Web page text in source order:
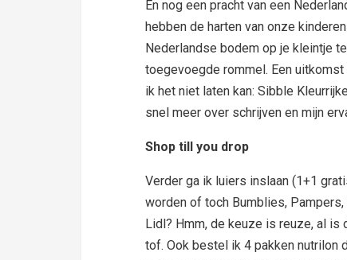
En nog een pracht van een
hebben de harten van onze
Nederlandse bodem op je kleintje
toegevoegde rommel. Een
ik het niet laten kan: Sibble
snel meer over schrijven en mijn
Shop till you drop
Verder ga ik luiers inslaan (1+1
worden of toch Bumblies, Pampers,
Lidl? Hmm, de keuze is reuze, al
tof. Ook bestel ik 4 pakken nutrilon